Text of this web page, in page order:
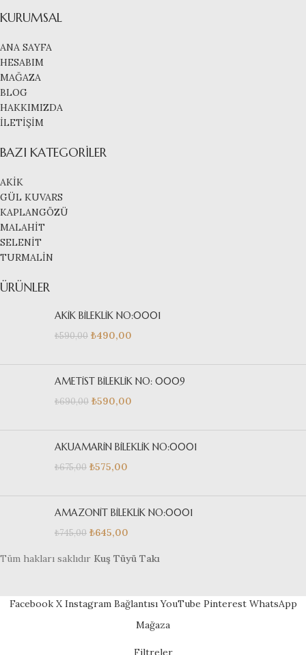
KURUMSAL
ANA SAYFA
HESABIM
MAĞAZA
BLOG
HAKKIMIZDA
İLETİŞİM
BAZI KATEGORILER
AKİK
GÜL KUVARS
KAPLANGÖZÜ
MALAHİT
SELENİT
TURMALİN
ÜRÜNLER
AKİK BİLEKLİK NO:0001
₺590,00 ₺490,00
AMETİST BİLEKLİK NO: 0009
₺690,00 ₺590,00
AKUAMARİN BİLEKLİK NO:0001
₺675,00 ₺575,00
AMAZONİT BİLEKLİK NO:0001
₺745,00 ₺645,00
Tüm hakları saklıdır Kuş Tüyü Takı
Facebook X Instagram Bağlantısı YouTube Pinterest WhatsApp
Mağaza
Filtreler